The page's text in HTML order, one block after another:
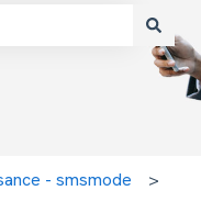
de recherche
- smsmode